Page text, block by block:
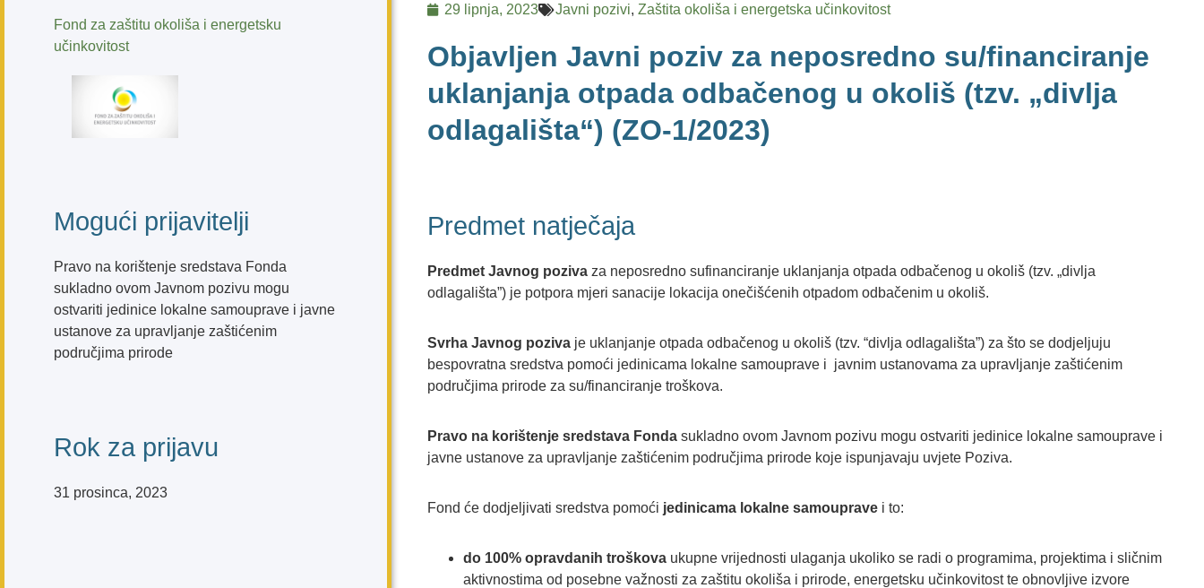
Fond za zaštitu okoliša i energetsku
učinkovitost
Mogući prijavitelji
Pravo na korištenje sredstava Fonda
sukladno ovom Javnom pozivu mogu
ostvariti jedinice lokalne samouprave i javne
ustanove za upravljanje zaštićenim
područjima prirode
Rok za prijavu
31 prosinca, 2023
29 lipnja, 2023 Javni pozivi,Zaštita okoliša i energetska učinkovitost
Objavljen Javni poziv za neposredno su/financiranje
uklanjanja otpada odbačenog u okoliš (tzv. „divlja
odlagališta“) (ZO-1/2023)
Predmet natječaja
Predmet Javnog poziva za neposredno sufinanciranje uklanjanja otpada odbačenog u okoliš (tzv. „divlja
odlagališta”) je potpora mjeri sanacije lokacija onečišćenih otpadom odbačenim u okoliš.
Svrha Javnog poziva je uklanjanje otpada odbačenog u okoliš (tzv. “divlja odlagališta”) za što se dodjeljuju
bespovratna sredstva pomoći jedinicama lokalne samouprave i javnim ustanovama za upravljanje zaštićenim
područjima prirode za su/financiranje troškova.
Pravo na korištenje sredstava Fonda sukladno ovom Javnom pozivu mogu ostvariti jedinice lokalne samouprave i
javne ustanove za upravljanje zaštićenim područjima prirode koje ispunjavaju uvjete Poziva.
Fond će dodjeljivati sredstva pomoći jedinicama lokalne samouprave i to:
do 100% opravdanih troškova ukupne vrijednosti ulaganja ukoliko se radi o programima, projektima i sličnim
aktivnostima od posebne važnosti za zaštitu okoliša i prirode, energetsku učinkovitost te obnovljive izvore